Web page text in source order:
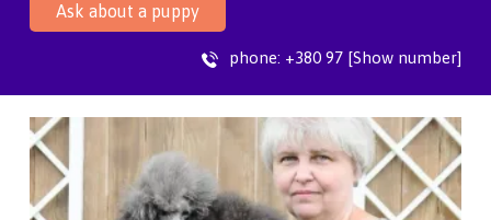
Ask about a puppy
phone: +380 97 [Show number]